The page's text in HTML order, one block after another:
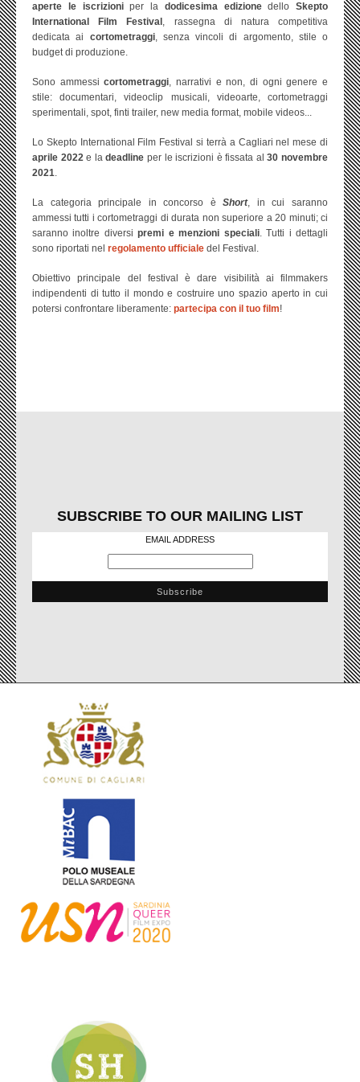
aperte le iscrizioniper la dodicesima edizionedello Skepto
International Film Festival , rassegna di natura competitiva
dedicata ai cortometraggi, senza vincoli di argomento, stile o
budget di produzione.
Sono ammessicortometraggi, narrativi e non, di ogni genere e
stile: documentari, videoclip musicali, videoarte, cortometraggi
sperimentali, spot, finti trailer, new media format, mobile videos...
Lo Skepto International Film Festival si terrà a Cagliari nel mese di
aprile 2022e ladeadline per le iscrizioni è fissata al30 novembre
2021.
La categoria principale in concorso èShort, in cui saranno
ammessi tutti i cortometraggi di durata non superiore a 20 minuti; ci
saranno inoltre diversipremi e menzioni speciali. Tutti i dettagli
sono riportati nel regolamento ufficiale del Festival.
Obiettivo principale del festival è dare visibilità ai filmmakers
indipendenti di tutto il mondo e costruire uno spazio aperto in cui
potersi confrontare liberamente: partecipa con il tuo film!
SUBSCRIBE TO OUR MAILING LIST
EMAIL ADDRESS